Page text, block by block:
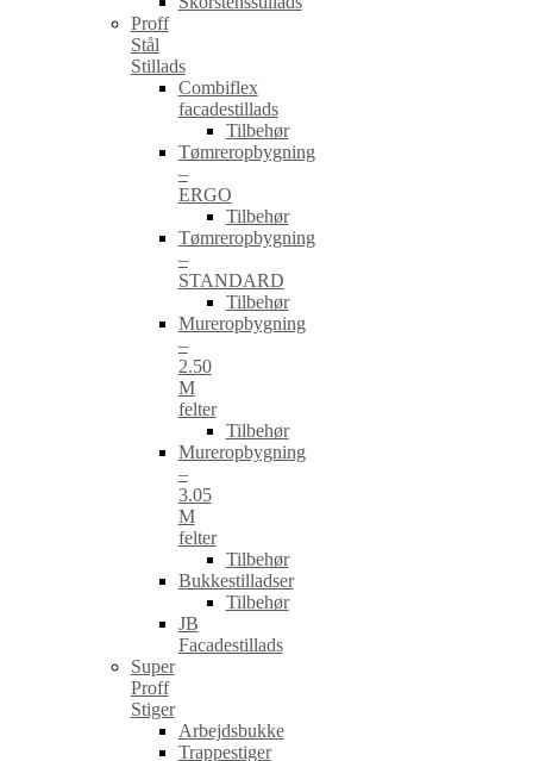
Proff
Stål
Stillads
Combiflex
facadestillads
Tilbehør
Tømreropbygning
–
ERGO
Tilbehør
Tømreropbygning
–
STANDARD
Tilbehør
Mureropbygning
–
2.50
M
felter
Tilbehør
Mureropbygning
–
3.05
M
felter
Tilbehør
Bukkestilladser
Tilbehør
JB
Facadestillads
Super
Proff
Stiger
Arbejdsbukke
Trappestiger